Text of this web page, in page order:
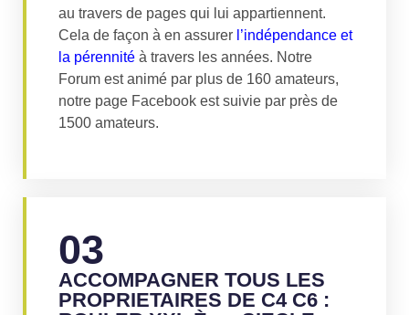
au travers de pages qui lui appartiennent.
Cela de façon à en assurer l’indépendance et
la pérennité à travers les années. Notre
Forum est animé par plus de 160 amateurs,
notre page Facebook est suivie par près de
1500 amateurs.
03
ACCOMPAGNER TOUS LES
PROPRIETAIRES DE C4 C6 :